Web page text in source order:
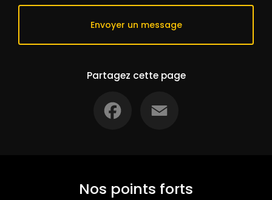
Envoyer un message
Partagez cette page
Nos points forts